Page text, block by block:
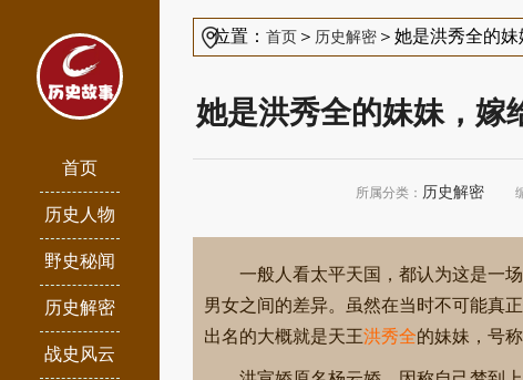
首页
历史人物
野史秘闻
历史解密
战史风云
位置：首页 ＞ 历史解密 ＞她是洪秀全的
她是洪秀全的妹妹，嫁
所属分类： 历史解密
一般人看太平天国，都认为这是一
男女之间的差异。虽然在当时不可能真
出名的大概就是天王洪秀全的妹妹，号